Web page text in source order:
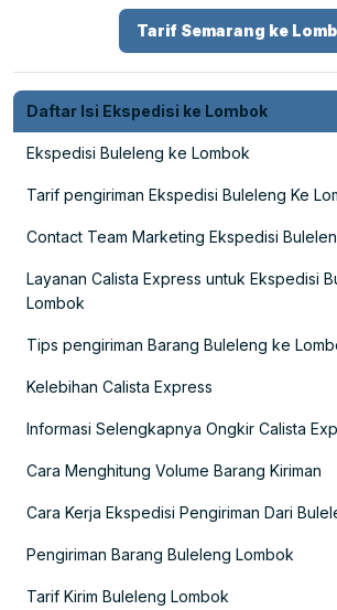
Tarif Semarang ke
Daftar Isi Ekspedisi ke Lombok
Ekspedisi Buleleng ke Lombok
Tarif pengiriman Ekspedisi Buleleng Ke
Contact Team Marketing Ekspedisi
Layanan Calista Express untuk Ekspedisi
Lombok
Tips pengiriman Barang Buleleng ke
Kelebihan Calista Express
Informasi Selengkapnya Ongkir Calista
Cara Menghitung Volume Barang Kiriman
Cara Kerja Ekspedisi Pengiriman Dari
Pengiriman Barang Buleleng Lombok
Tarif Kirim Buleleng Lombok